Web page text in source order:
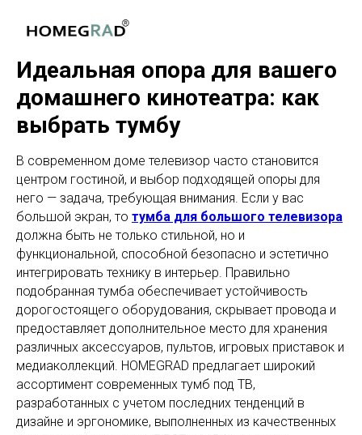
Идеальная опора для вашего
домашнего кинотеатра: как
выбрать тумбу
В современном доме телевизор часто становится
центром гостиной, и выбор подходящей опоры для
него — задача, требующая внимания. Если у вас
большой экран, то тумба для большого телевизора
должна быть не только стильной, но и
функциональной, способной безопасно и эстетично
интегрировать технику в интерьер. Правильно
подобранная тумба обеспечивает устойчивость
дорогостоящего оборудования, скрывает провода и
предоставляет дополнительное место для хранения
различных аксессуаров, пультов, игровых приставок и
медиаколлекций. HOMEGRAD предлагает широкий
ассортимент современных тумб под ТВ,
разработанных с учетом последних тенденций в
дизайне и эргономике, выполненных из качественных